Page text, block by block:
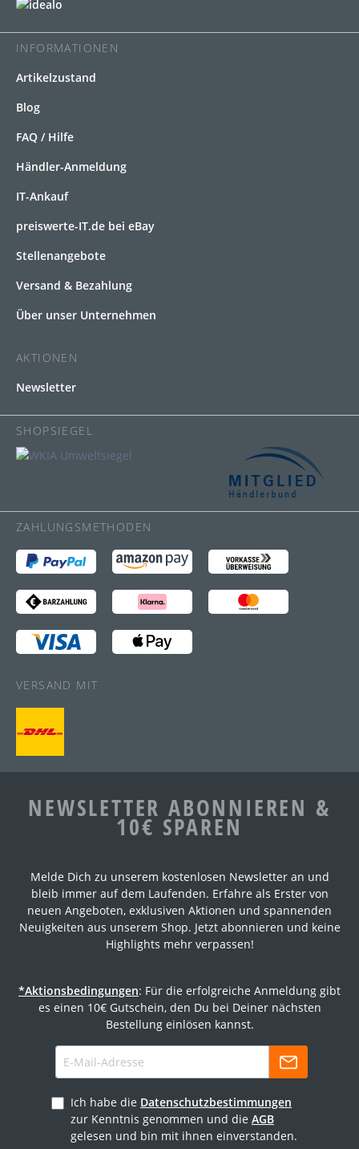
INFORMATIONEN
Artikelzustand
Blog
FAQ / Hilfe
Händler-Anmeldung
IT-Ankauf
preiswerte-IT.de bei eBay
Stellenangebote
Versand & Bezahlung
Über unser Unternehmen
AKTIONEN
Newsletter
SHOPSIEGEL
ZAHLUNGSMETHODEN
VERSAND MIT
NEWSLETTER ABONNIEREN &
10€ SPAREN
Melde Dich zu unserem kostenlosen Newsletter an und
bleib immer auf dem Laufenden. Erfahre als Erster von
neuen Angeboten, exklusiven Aktionen und spannenden
Neuigkeiten aus unserem Shop. Jetzt abonnieren und keine
Highlights mehr verpassen!
*Aktionsbedingungen: Für die erfolgreiche Anmeldung gibt
es einen 10€ Gutschein, den Du bei Deiner nächsten
Bestellung einlösen kannst.
Ich habe die Datenschutzbestimmungen
zur Kenntnis genommen und die AGB
gelesen und bin mit ihnen einverstanden.